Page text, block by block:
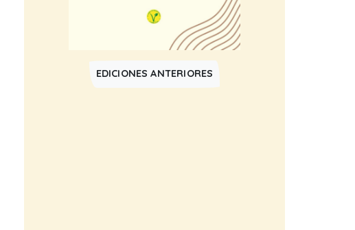
EDICIONES ANTERIORES